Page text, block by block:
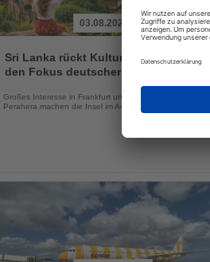
Sie
die
03.08.2026
Sri Lanka rückt Kultur und Vielfalt in
den Fokus deutscher Urlauber
Großes Interesse in Frankfurt und das Kandy Esala
Perahera machen die Insel im August besonders attraktiv